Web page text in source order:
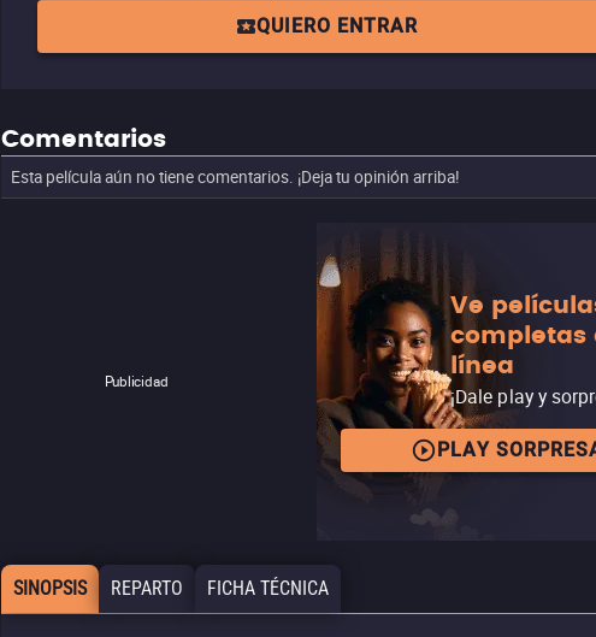
QUIERO ENTRAR
Comentarios
Esta película aún no tiene comentarios. ¡Deja tu opinión arriba!
Publicidad
Ve
completas
línea
¡Dale play y
PLAY
SINOPSIS REPARTO FICHA TÉCNICA